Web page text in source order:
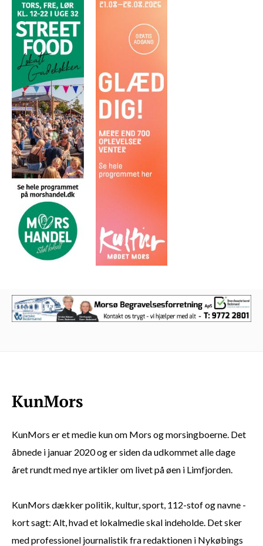
KunMors er et medie kun om Mors og morsingboerne. Det
åbnede i januar 2020 og er siden da udkommet alle dage
året rundt med nye artikler om livet på øen i Limfjorden.
KunMors dækker politik, kultur, sport, 112-stof og navne -
kort sagt: Alt, hvad et lokalmedie skal indeholde. Det sker
med professionel journalistik fra redaktionen i Nykøbings